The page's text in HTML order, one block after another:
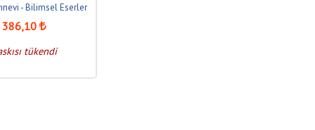
- Bilimsel Eserler
386,10
tükendi